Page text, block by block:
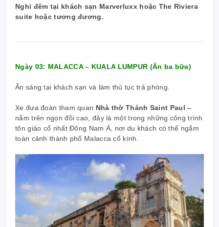
Nghỉ đêm tại khách sạn Marverluxx hoặc The Riviera
suite hoặc tương đương.
Ngày 03: MALACCA – KUALA LUMPUR (Ăn ba bữa)
Ăn sáng tại khách sạn và làm thủ tục trả phòng.
Xe đưa đoàn tham quan Nhà thờ Thánh Saint Paul –
nằm trên ngọn đồi cao, đây là một trong những công trình
tôn giáo cổ nhất Đông Nam Á, nơi du khách có thể ngắm
toàn cảnh thành phố Malacca cổ kính.